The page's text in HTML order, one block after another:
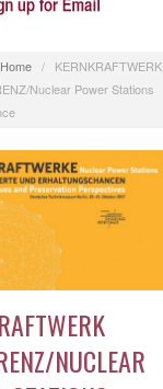
Home /
KERNKRAFTWERK
Nuclear Power Stations
NUCLEAR